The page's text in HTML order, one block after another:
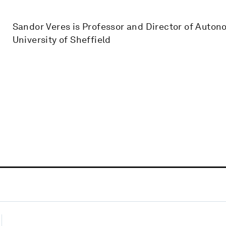
Sandor Veres is Professor and Director of
University of Sheffield